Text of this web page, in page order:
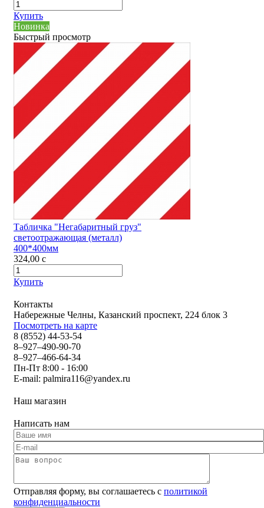
Купить
Новинка
Быстрый просмотр
Табличка "Негабаритный груз"
светоотражающая (металл)
400*400мм
324,00 c
Купить
Контакты
Набережные Челны, Казанский проспект, 224 блок 3
Посмотреть на карте
8 (8552) 44-53-54
8–927–490-90-70
8–927–466-64-34
Пн-Пт 8:00 - 16:00
E-mail: palmira116@yandex.ru
Наш магазин
Написать нам
Отправляя форму, вы соглашаетесь с политикой
конфиденциальности